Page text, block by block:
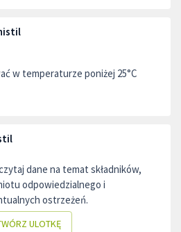
w temperaturze poniżej 25°C
dane na temat składników,
odpowiedzialnego i
ostrzeżeń.
ULOTKĘ